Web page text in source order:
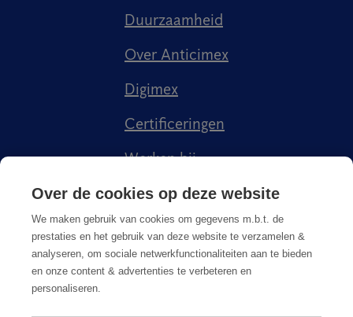
Duurzaamheid
Over Anticimex
Digimex
Certificeringen
Werken bij
Kenniscentrum
Over de cookies op deze website
We maken gebruik van cookies om gegevens m.b.t. de
prestaties en het gebruik van deze website te verzamelen &
analyseren, om sociale netwerkfunctionaliteiten aan te bieden
en onze content & advertenties te verbeteren en
personaliseren.